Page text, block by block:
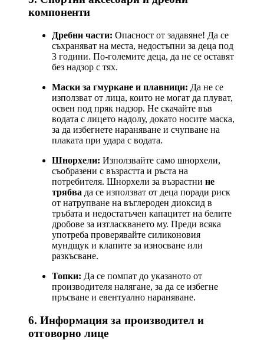
компоненти
Дребни части: Опасност от задавяне! Да се
съхраняват на места, недостъпни за деца под
3 години. По-големите деца, да не се оставят
без надзор с тях.
Маски за гмуркане и плавници: Да не се
използват от лица, които не могат да плуват,
освен под пряк надзор. Не скачайте във
водата с лицето надолу, докато носите маска,
за да избегнете нараняване и счупване на
плаката при удара с водата.
Шнорхели: Използвайте само шнорхели,
съобразени с възрастта и ръста на
потребителя. Шнорхели за възрастни не
трябва да се използват от деца поради риск
от натрупване на въглероден диоксид в
тръбата и недостатъчен капацитет на белите
дробове за изтласкването му. Преди всяка
употреба проверявайте силиконовия
мундщук и клапите за износване или
разкъсване.
Топки: Да се помпат до указаното от
производителя налягане, за да се избегне
пръсване и евентуално нараняване.
6. Информация за производител и
отговорно лице